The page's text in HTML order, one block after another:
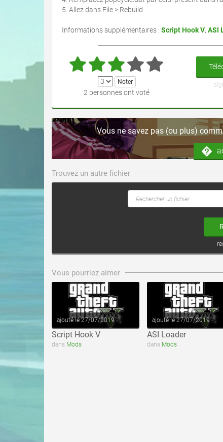
5. Allez dans File > Rebuild
Informations supplémentaires : Script Hook V, ASI
2 personnes ont voté
Vous ne savez pas (ou plus)
Trouvez un autre fichier
Vous pourriez aimer
ajouté le 27/07/2019
Script Hook V
dans Mods
ajouté le 27/07/2019
ASI Loader
dans Mods